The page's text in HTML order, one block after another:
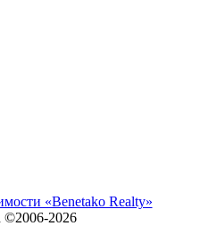
«Benetako Realty»
©2006-2026